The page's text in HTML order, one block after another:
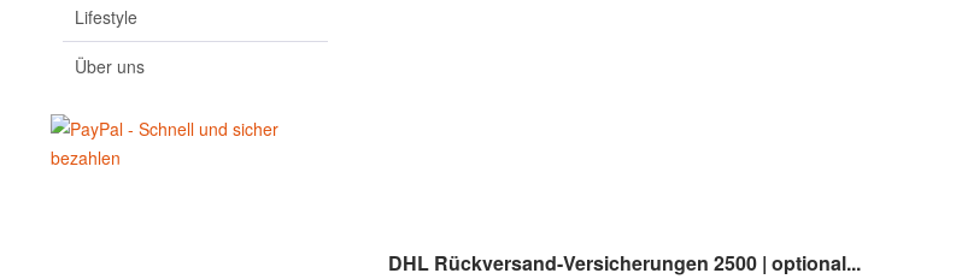
Lifestyle
Über uns
DHL Rückversand-Versicherungen 2500 | optional...